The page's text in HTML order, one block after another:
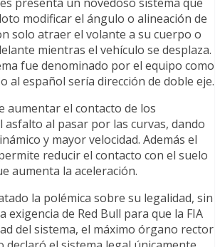
modificar el ángulo o alineación de
solo atraer el volante a su cuerpo o
mientras el vehículo se desplaza.
fue denominado por el equipo como
al español sería dirección de doble eje.
aumentar el contacto de los
asfalto al pasar por las curvas, dando
y mayor velocidad. Además el
reducir el contacto con el suelo
aumenta la aceleración.
la polémica sobre su legalidad, sin
exigencia de Red Bull para que la FIA
del sistema, el máximo órgano rector